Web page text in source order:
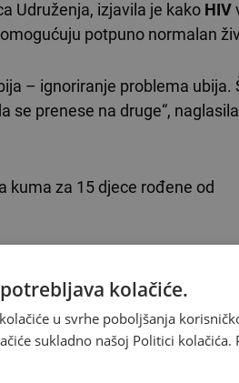
Udruženja, izjavila je kako HIV
potpuno normalan
– ignoriranje problema ubija.
se prenese na druge“,
kuma za 15 djece rođene od
istaknuo je kako se ljudi i
kojima seHIVinfekcija
kolačiće.
u svrhe poboljšanja
sukladno našoj Politici kolačića.